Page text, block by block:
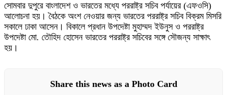
সোমবার দুপুরে বাংলাদেশ ও ভারতের মধ্যে পররাষ্ট্র সচিব পর্যায়ের (এফওসি)
আলোচনা হয়। বৈঠকে অংশ নেওয়ার জন্য ভারতের পররাষ্ট্র সচিব বিক্রম মিসরি
সকালে ঢাকা আসেন। বিকালে প্রধান উপদেষ্টা মুহাম্মদ ইউনুস ও পররাষ্ট্র
উপদেষ্টা মো. তৌহিদ হোসেন ভারতের পররাষ্ট্র সচিবের সঙ্গে সৌজন্য সাক্ষাৎ
হয়।
Share this news as a Photo Card